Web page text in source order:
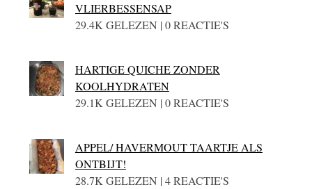
VLIERBESSENSAP
29.4K GELEZEN | 0 REACTIE'S
HARTIGE QUICHE ZONDER
KOOLHYDRATEN
29.1K GELEZEN | 0 REACTIE'S
APPEL/ HAVERMOUT TAARTJE ALS
ONTBIJT!
28.7K GELEZEN | 4 REACTIE'S